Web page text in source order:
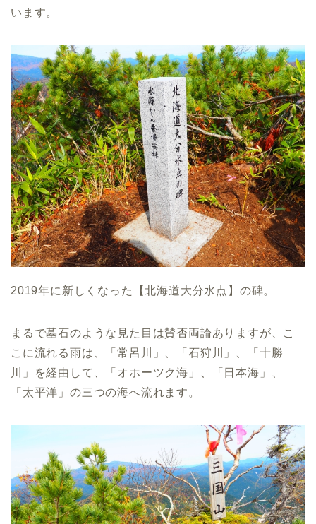
います。
2019年に新しくなった【北海道大分水点】の碑。
まるで墓石のような見た目は賛否両論ありますが、こ
こに流れる雨は、「常呂川」、「石狩川」、「十勝
川」を経由して、「オホーツク海」、「日本海」、
「太平洋」の三つの海へ流れます。